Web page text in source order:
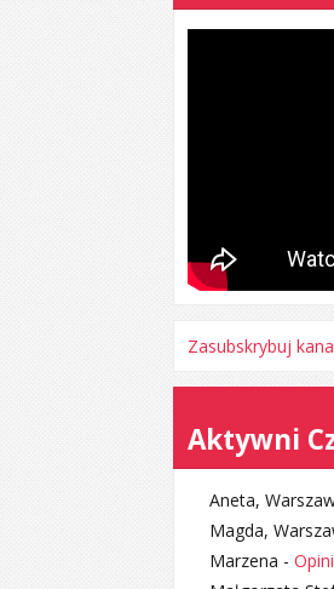
Zasubskrybuj
Aktywni
Aneta,
Magda,
Marzena -